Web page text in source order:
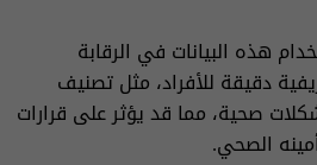
هذه البيانات في الرقابة
دقيقة للأفراد، مثل تصنيف
صحية، مما قد يؤثر على قرارات
الصحي.